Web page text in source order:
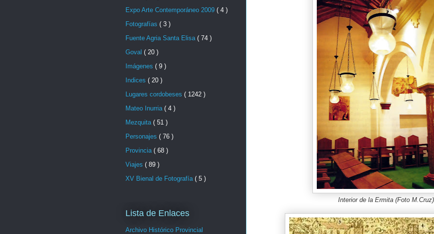
Interior de la Ermita (Foto M.Cruz)
Expo Arte Contemporáneo 2009 ( 4 )
Fotografías ( 3 )
Fuente Agria Santa Elisa ( 74 )
Goval ( 20 )
Imágenes ( 9 )
Indices ( 20 )
Lugares cordobeses ( 1242 )
Mateo Inurria ( 4 )
Mezquita ( 51 )
Personajes ( 76 )
Provincia ( 68 )
Viajes ( 89 )
XV Bienal de Fotografía ( 5 )
Lista de Enlaces
Archivo Histórico Provincial